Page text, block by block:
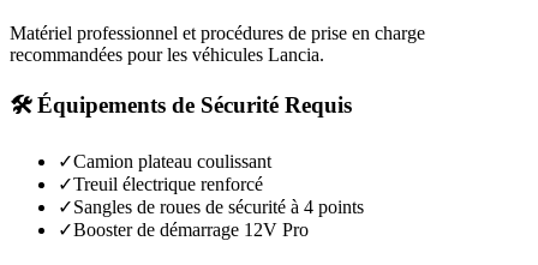
Matériel professionnel et procédures de prise en charge
recommandées pour les véhicules Lancia.
🛠️ Équipements de Sécurité Requis
✓Camion plateau coulissant
✓Treuil électrique renforcé
✓Sangles de roues de sécurité à 4 points
✓Booster de démarrage 12V Pro